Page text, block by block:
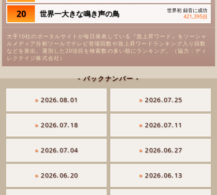
20 世界一大きな鳴き声の鳥
世界初 録音に成功
421,395回
大手10社のポータルサイトが毎日発表している『急上昇ワード』をソーシャ
ルメディア分析ツールでテレビ登場回数や急上昇ワードランキング入り回数
などを算出。選別した20項目を検索数の多い順にランキング。（協力：ディ
レクテイジ株式会社）
- バックナンバー -
» 2026.08.01 » 2026.07.25
» 2026.07.18 » 2026.07.11
» 2026.07.04 » 2026.06.27
» 2026.06.20 » 2026.06.13